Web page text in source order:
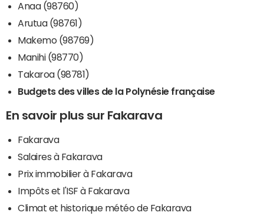
Anaa (98760)
Arutua (98761)
Makemo (98769)
Manihi (98770)
Takaroa (98781)
Budgets des villes de la Polynésie française
En savoir plus sur Fakarava
Fakarava
Salaires à Fakarava
Prix immobilier à Fakarava
Impôts et l'ISF à Fakarava
Climat et historique météo de Fakarava